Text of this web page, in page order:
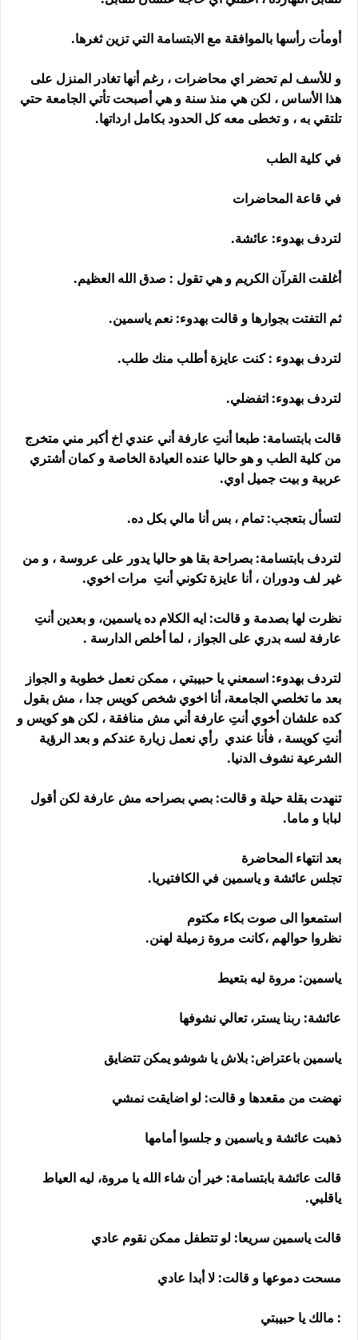
أومأت رأسها بالموافقة مع الابتسامة التي تزين ثغرها.
و للأسف لم تحضر اي محاضرات ، رغم أنها تغادر المنزل على
هذا الأساس ، لكن هي منذ سنة و هي أصبحت تأتي الجامعة حتي
تلتقي به ، و تخطى معه كل الحدود بكامل ارداتها.
في كلية الطب
في قاعة المحاضرات
لتردف بهدوء: عائشة.
أغلقت القرآن الكريم و هي تقول : صدق الله العظيم.
ثم التفتت بجوارها و قالت بهدوء: نعم ياسمين.
لتردف بهدوء : كنت عايزة أطلب منك طلب.
لتردف بهدوء: اتفضلي.
قالت بابتسامة: طبعا أنتِ عارفة أني عندي اخ أكبر مني متخرج
من كلية الطب و هو حاليا عنده العيادة الخاصة و كمان أشتري
عربية و بيت جميل اوي.
لتسأل بتعجب: تمام ، بس أنا مالي بكل ده.
لتردف بابتسامة: بصراحة بقا هو حاليا يدور على عروسة ، و من
غير لف ودوران ، أنا عايزة تكوني أنتِ مرات اخوي.
نظرت لها بصدمة و قالت: ايه الكلام ده ياسمين، و بعدين أنتِ
عارفة لسه بدري على الجواز ، لما أخلص الدارسة .
لتردف بهدوء: اسمعني يا حبيبتي ، ممكن نعمل خطوبة و الجواز
بعد ما تخلصي الجامعة، أنا اخوي شخص كويس جدا ، مش بقول
كده علشان أخوي أنتِ عارفة أني مش منافقة ، لكن هو كويس و
أنتِ كويسة ، فأنا عندي رأي نعمل زيارة عندكم و بعد الرؤية
الشرعية نشوف الدنيا.
تنهدت بقلة حيلة و قالت: بصي بصراحه مش عارفة لكن أقول
لبابا و ماما.
بعد انتهاء المحاضرة
تجلس عائشة و ياسمين في الكافتيريا.
استمعوا الى صوت بكاء مكتوم
نظروا حوالهم ،كانت مروة زميلة لهنن.
ياسمين: مروة ليه بتعيط
عائشة: ربنا يستر، تعالي نشوفها
ياسمين باعتراض: بلاش يا شوشو يمكن تتضايق
نهضت من مقعدها و قالت: لو اضايقت نمشي
ذهبت عائشة و ياسمين و جلسوا أمامها
قالت عائشة بابتسامة: خير أن شاء الله يا مروة، ليه العياط
ياقلبي.
قالت ياسمين سريعا: لو تتطفل ممكن نقوم عادي
مسحت دموعها و قالت: لا أبدا عادي
: مالك يا حبيبتي